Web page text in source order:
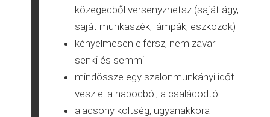
közegedből versenyzhetsz (saját ágy,
saját munkaszék, lámpák, eszközök)
kényelmesen elférsz, nem zavar
senki és semmi
mindössze egy szalonmunkányi időt
vesz el a napodból, a családodtól
alacsony költség, ugyanakkora